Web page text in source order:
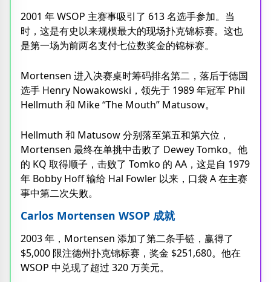
2001 年 WSOP 主赛事吸引了 613 名选手参加。当
时，这是有史以来规模最大的现场扑克锦标赛。这也
是第一场为前两名支付七位数奖金的锦标赛。
Mortensen 进入决赛桌时筹码排名第二，落后于德国
选手 Henry Nowakowski，领先于 1989 年冠军 Phil
Hellmuth 和 Mike “The Mouth” Matusow。
Hellmuth 和 Matusow 分别落至第五和第六位，
Mortensen 最终在单挑中击败了 Dewey Tomko。他
的 KQ 取得顺子，击败了 Tomko 的 AA，这是自 1979
年 Bobby Hoff 输给 Hal Fowler 以来，口袋 A 在主赛
事中第二次失败。
Carlos Mortensen WSOP 成就
2003 年，Mortensen 添加了第二条手链，赢得了
$5,000 限注德州扑克锦标赛，奖金 $251,680。他在
WSOP 中兑现了超过 320 万美元。